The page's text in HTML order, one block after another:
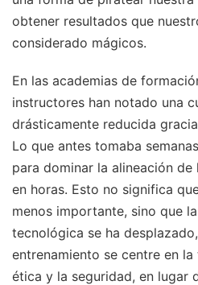
obtener resultados que
considerado mágicos.
En las academias de
instructores han notado una
drásticamente reducida
Lo que antes tomaba
para dominar la alineación
en horas. Esto no significa
menos importante, sino que
tecnológica se ha
entrenamiento se centre en
ética y la seguridad, en lugar